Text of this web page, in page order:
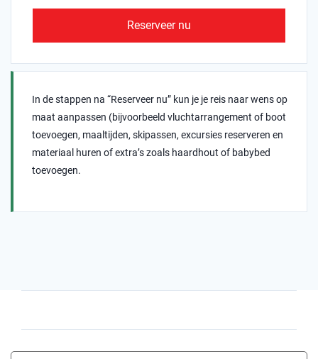
Reserveer nu
In de stappen na “Reserveer nu” kun je je reis naar wens op
maat aanpassen (bijvoorbeeld vluchtarrangement of boot
toevoegen, maaltijden, skipassen, excursies reserveren en
materiaal huren of extra’s zoals haardhout of babybed
toevoegen.